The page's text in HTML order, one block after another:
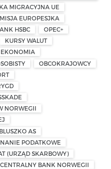
MIGRACYJNA UE
EUROPESJKA
HSBC
OPEC+
KURSY WALUT
EKONOMIA
OBCOKRAJOWCY
NORWEGII
AS
PODATKOWE
(URZĄD SKARBOWY)
CENTRALNY BANK NORWEGII